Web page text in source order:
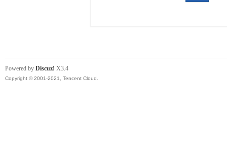
Powered by Discuz! X3.4
Copyright © 2001-2021, Tencent Cloud.